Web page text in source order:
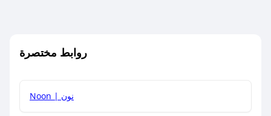
روابط مختصرة
Noon | نون